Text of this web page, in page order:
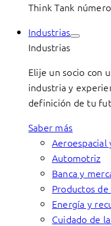
Think Tank
Industrias
Industrias
Elije un socio con
industria y
definición de tu
Saber más
Aeroespacial
Automotriz
Banca y
Productos
Energía y
Cuidado de